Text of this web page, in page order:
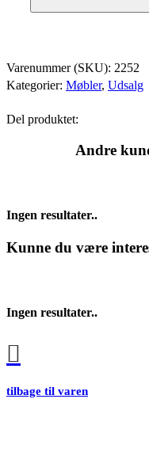
Varenummer (SKU): 2252
Kategorier: Møbler, Udsalg
Del produktet:
Andre
Ingen resultater..
Kunne du være
Ingen resultater..
tilbage til varen